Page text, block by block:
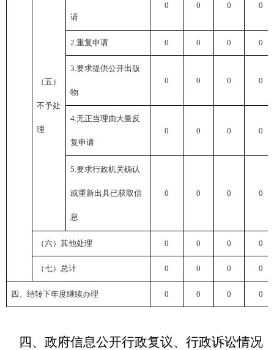
（五）
不予处
理
请
0 0 0 0
2.重复申请 0 0 0 0
3.要求提供公开出版
物
0 0 0 0
4.无正当理由大量反
复申请
0 0 0 0
5.要求行政机关确认
或重新出具已获取信
息
0 0 0 0
（六）其他处理 0 0 0 0
（七）总计 0 0 0 0
四、结转下年度继续办理 0 0 0 0
四、政府信息公开行政复议、行政诉讼情况